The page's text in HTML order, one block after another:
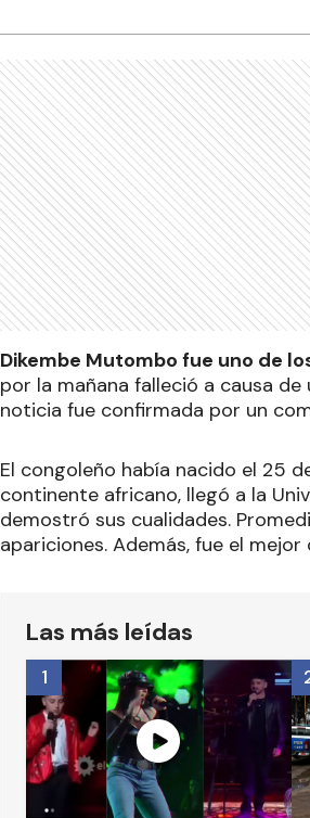
Dikembe Mutombo fue uno de
por la mañana falleció a causa
noticia fue confirmada por un
El congoleño había nacido el 25
continente africano, llegó a la
demostró sus cualidades.
apariciones. Además, fue el
Las más leídas
1